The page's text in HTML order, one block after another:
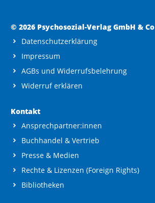
© 2026 Psychosozial-Verlag GmbH & Co
Datenschutzerklärung
Impressum
AGBs und Widerrufsbelehrung
Widerruf erklären
Kontakt
Ansprechpartner:innen
Buchhandel & Vertrieb
Presse & Medien
Rechte & Lizenzen (Foreign Rights)
Bibliotheken